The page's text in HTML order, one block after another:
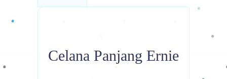
Celana Panjang Ernie